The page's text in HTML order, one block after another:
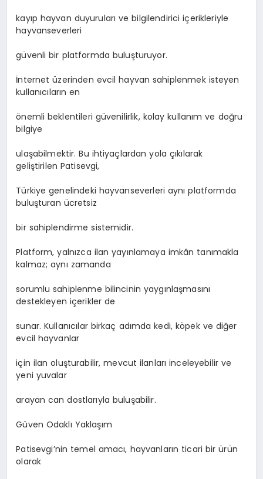
kayıp hayvan duyuruları ve bilgilendirici içerikleriyle
hayvanseverleri
güvenli bir platformda buluşturuyor.
İnternet üzerinden evcil hayvan sahiplenmek isteyen
kullanıcıların en
önemli beklentileri güvenilirlik, kolay kullanım ve doğru
bilgiye
ulaşabilmektir. Bu ihtiyaçlardan yola çıkılarak
geliştirilen Patisevgi,
Türkiye genelindeki hayvanseverleri aynı platformda
buluşturan ücretsiz
bir sahiplendirme sistemidir.
Platform, yalnızca ilan yayınlamaya imkân tanımakla
kalmaz; aynı zamanda
sorumlu sahiplenme bilincinin yaygınlaşmasını
destekleyen içerikler de
sunar. Kullanıcılar birkaç adımda kedi, köpek ve diğer
evcil hayvanlar
için ilan oluşturabilir, mevcut ilanları inceleyebilir ve
yeni yuvalar
arayan can dostlarıyla buluşabilir.
Güven Odaklı Yaklaşım
Patisevgi’nin temel amacı, hayvanların ticari bir ürün
olarak